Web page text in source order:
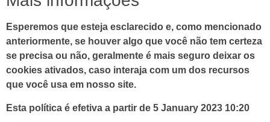
Esperemos que esteja esclarecido e, como mencionado
anteriormente, se houver algo que você não tem certeza
se precisa ou não, geralmente é mais seguro deixar os
cookies ativados, caso interaja com um dos recursos
que você usa em nosso site.
Esta política é efetiva a partir de 5 January 2023 10:20